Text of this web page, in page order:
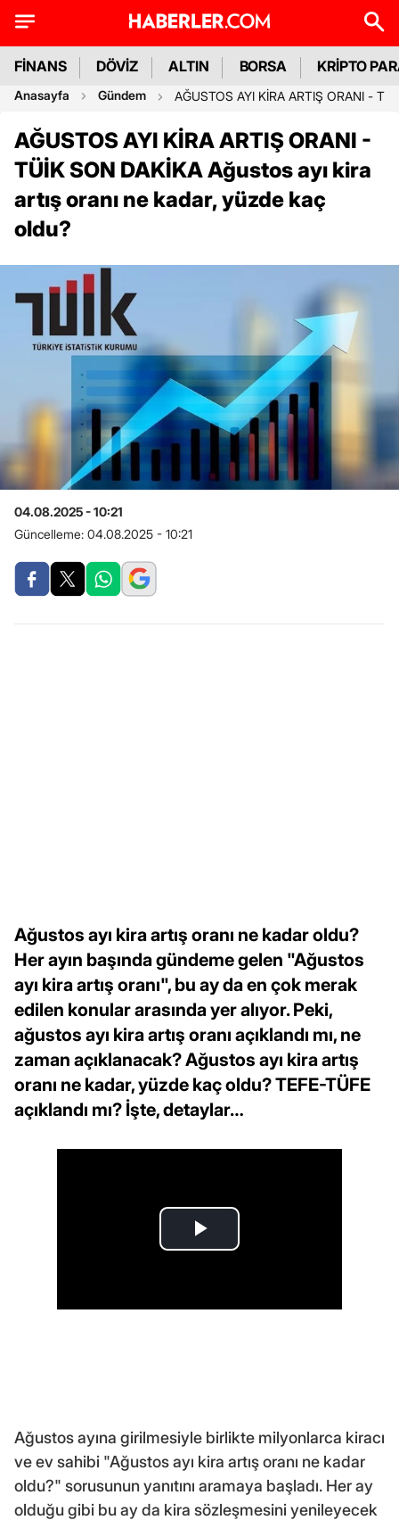
FİNANS DÖVİZ ALTIN BORSA KRİPTO
Anasayfa Gündem AĞUSTOS AYI KİRA ARTIŞ ORANI -
AĞUSTOS AYI KİRA ARTIŞ ORANI -
TÜİK SON DAKİKA Ağustos ayı kira
artış oranı ne kadar, yüzde kaç
oldu?
04.08.2025 - 10:21
Güncelleme: 04.08.2025 - 10:21
Ağustos ayı kira artış oranı ne kadar oldu?
Her ayın başında gündeme gelen "Ağustos
ayı kira artış oranı", bu ay da en çok merak
edilen konular arasında yer alıyor. Peki,
ağustos ayı kira artış oranı açıklandı mı, ne
zaman açıklanacak? Ağustos ayı kira artış
oranı ne kadar, yüzde kaç oldu? TEFE-TÜFE
açıklandı mı? İşte, detaylar…
Ağustos ayına girilmesiyle birlikte milyonlarca kiracı
ve ev sahibi "Ağustos ayı kira artış oranı ne kadar
oldu?" sorusunun yanıtını aramaya başladı. Her ay
olduğu gibi bu ay da kira sözleşmesini yenileyecek